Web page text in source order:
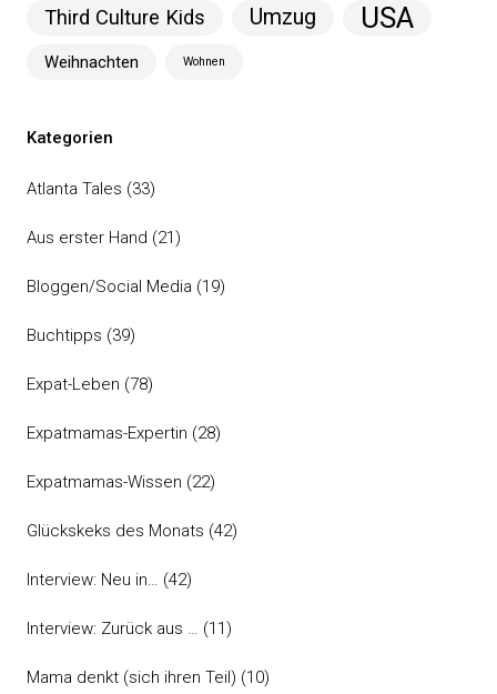
Third Culture Kids Umzug USA
Weihnachten Wohnen
Kategorien
Atlanta Tales (33)
Aus erster Hand (21)
Bloggen/Social Media (19)
Buchtipps (39)
Expat-Leben (78)
Expatmamas-Expertin (28)
Expatmamas-Wissen (22)
Glückskeks des Monats (42)
Interview: Neu in… (42)
Interview: Zurück aus … (11)
Mama denkt (sich ihren Teil) (10)